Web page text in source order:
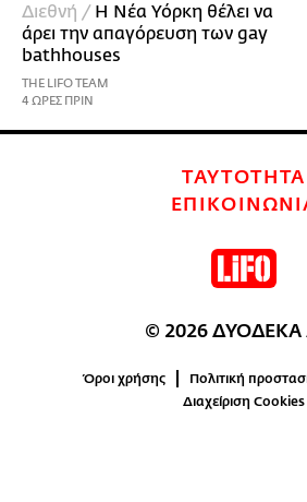
Διεθνή / Η Νέα Υόρκη θέλει να
άρει την απαγόρευση των gay
bathhouses
THE LIFO TEAM
4 ΩΡΕΣ ΠΡΙΝ
ΤΑΥΤΟΤΗΤΑ
© 2026 ΔΥΟΔΕΚΑ
Όροι χρήσης
Πολιτική
Διαχείριση Cookies